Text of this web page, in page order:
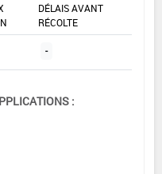
DÉLAIS AVANT
RÉCOLTE
-
: